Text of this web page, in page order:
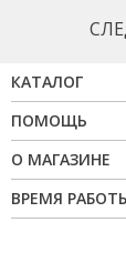
КАТАЛОГ
ПОМОЩЬ
О МАГАЗИНЕ
ВРЕМЯ